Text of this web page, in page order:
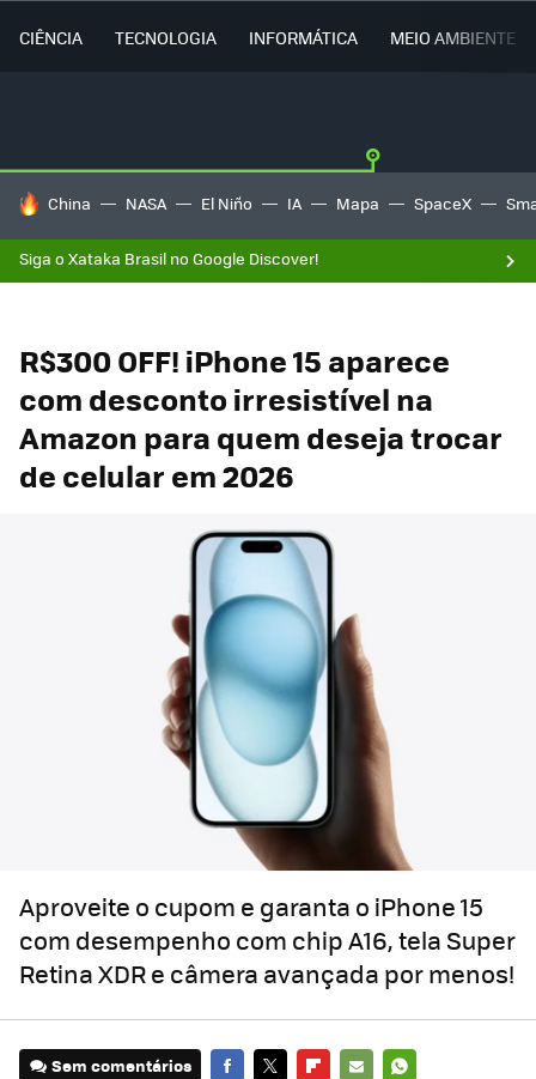
CIÊNCIA TECNOLOGIA INFORMÁTICA MEIO AMBIENTE
TENDÊNCIAS DO DIA
China NASA El Niño IA Mapa SpaceX
Siga o Xataka Brasil no Google Discover!
R$300 OFF! iPhone 15 aparece
com desconto irresistível na
Amazon para quem deseja trocar
de celular em 2026
Aproveite o cupom e garanta o iPhone 15
com desempenho com chip A16, tela Super
Retina XDR e câmera avançada por menos!
Sem comentários